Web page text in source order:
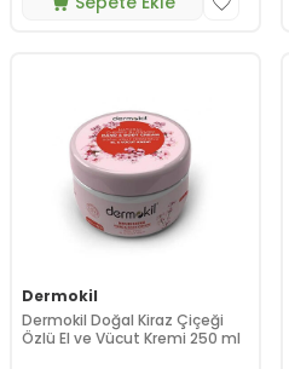
Dermokil
Dermokil Doğal Kiraz Çiçeği
Özlü El ve Vücut Kremi 250 ml